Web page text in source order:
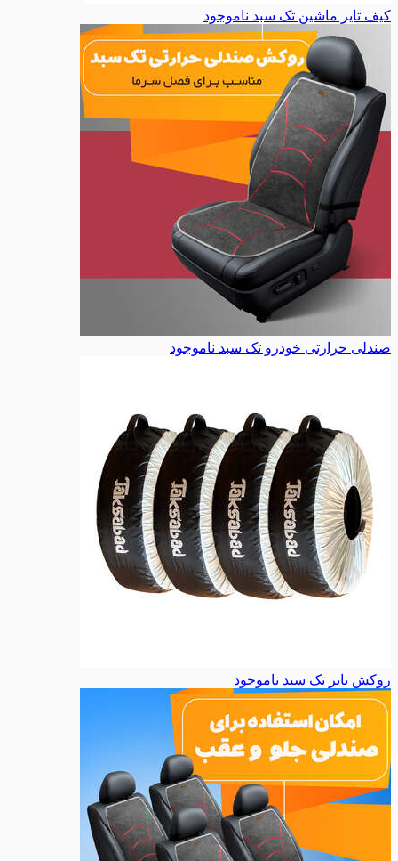
کیف تایر ماشین تک سبد ناموجود
صندلی حرارتی خودرو تک سبد ناموجود
روکش تایر تک سبد ناموجود